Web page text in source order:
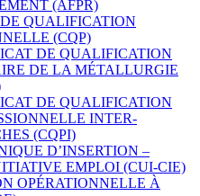
(AFPR)
QUALIFICATION
(CQP)
DE QUALIFICATION
DE LA MÉTALLURGIE
DE QUALIFICATION
INTER-
(CQPI)
D’INSERTION –
EMPLOI (CUI-CIE)
OPÉRATIONNELLE À